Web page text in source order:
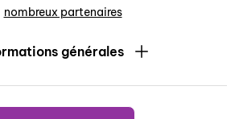
nombreux partenaires
générales